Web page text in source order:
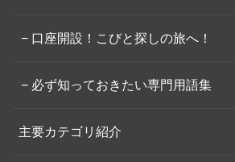
口座開設！こびと探しの旅へ！
必ず知っておきたい専門用語集
主要カテゴリ紹介